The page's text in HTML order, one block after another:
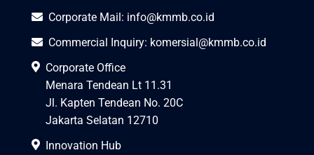
Corporate Mail: info@kmmb.co.id
Commercial Inquiry: komersial@kmmb.co.id
Corporate Office
Menara Tendean Lt 11.31
Jl. Kapten Tendean No. 20C
Jakarta Selatan 12710
Innovation Hub